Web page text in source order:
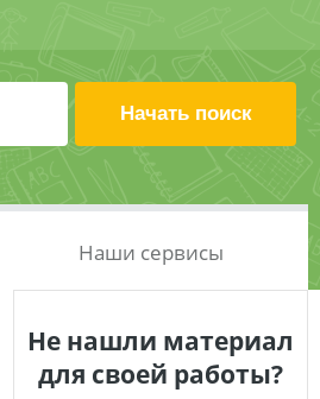
Наши сервисы
Не нашли материал
для своей работы?